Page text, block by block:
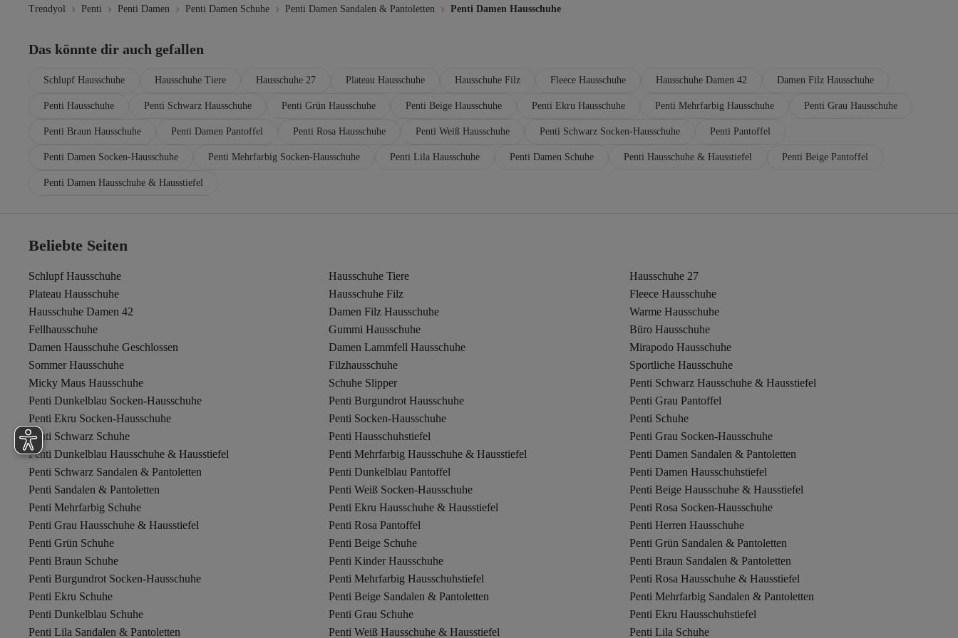
Ted Baker
TOFİSA
Tonny Black
Twigy
UGG Australia
United Colors of Benetton
Vagabond
Trendyol Penti Penti Damen Penti Damen Schuhe Penti Damen Sandalen & Pantoletten Penti Damen Hausschuhe
Das könnte dir auch gefallen
Schlupf Hausschuhe Hausschuhe Tiere Hausschuhe 27 Plateau Hausschuhe Hausschuhe Filz Fleece Hausschuhe Hausschuhe Damen 42 Damen Filz Hausschuhe
Penti Hausschuhe Penti Schwarz Hausschuhe Penti Grün Hausschuhe Penti Beige Hausschuhe Penti Ekru Hausschuhe Penti Mehrfarbig Hausschuhe Penti Grau Hausschuhe
Penti Braun Hausschuhe Penti Damen Pantoffel Penti Rosa Hausschuhe Penti Weiß Hausschuhe Penti Schwarz Socken-Hausschuhe Penti Pantoffel
Penti Damen Socken-Hausschuhe Penti Mehrfarbig Socken-Hausschuhe Penti Lila Hausschuhe Penti Damen Schuhe Penti Hausschuhe & Hausstiefel Penti Beige Pantoffel
Penti Damen Hausschuhe & Hausstiefel
Beliebte Seiten
Schlupf Hausschuhe Hausschuhe Tiere
Hausschuhe 27
Plateau Hausschuhe
Hausschuhe Filz
Fleece Hausschuhe
Hausschuhe Damen 42
Damen Filz Hausschuhe
Warme Hausschuhe
Fellhausschuhe
Gummi Hausschuhe
Büro Hausschuhe
Damen Hausschuhe Geschlossen
Damen Lammfell Hausschuhe
Mirapodo Hausschuhe
Sommer Hausschuhe
Filzhausschuhe
Sportliche Hausschuhe
Micky Maus Hausschuhe
Schuhe Slipper
Penti Schwarz Hausschuhe & Hausstiefel
Penti Dunkelblau Socken-Hausschuhe
Penti Burgundrot Hausschuhe
Penti Grau Pantoffel
Penti Ekru Socken-Hausschuhe
Penti Socken-Hausschuhe
Penti Schuhe
Penti Schwarz Schuhe
Penti Hausschuhstiefel
Penti Grau Socken-Hausschuhe
Penti Dunkelblau Hausschuhe & Hausstiefel
Penti Mehrfarbig Hausschuhe & Hausstiefel
Penti Damen Sandalen & Pantoletten
Penti Schwarz Sandalen & Pantoletten
Penti Dunkelblau Pantoffel
Penti Damen Hausschuhstiefel
Penti Sandalen & Pantoletten
Penti Weiß Socken-Hausschuhe
Penti Beige Hausschuhe & Hausstiefel
Penti Mehrfarbig Schuhe
Penti Ekru Hausschuhe & Hausstiefel
Penti Rosa Socken-Hausschuhe
Penti Grau Hausschuhe & Hausstiefel
Penti Rosa Pantoffel
Penti Herren Hausschuhe
Penti Grün Schuhe
Penti Beige Schuhe
Penti Grün Sandalen & Pantoletten
Penti Braun Schuhe
Penti Kinder Hausschuhe
Penti Braun Sandalen & Pantoletten
Penti Burgundrot Socken-Hausschuhe
Penti Mehrfarbig Hausschuhstiefel
Penti Rosa Hausschuhe & Hausstiefel
Penti Ekru Schuhe
Penti Beige Sandalen & Pantoletten
Penti Mehrfarbig Sandalen & Pantoletten
Penti Dunkelblau Schuhe
Penti Grau Schuhe
Penti Ekru Hausschuhstiefel
Penti Lila Sandalen & Pantoletten
Penti Weiß Hausschuhe & Hausstiefel Penti Lila Schuhe